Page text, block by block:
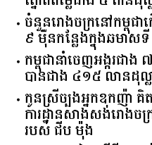
ត្នោតតម្លៃជាង ៥ ពាន់ដុល្
ចំនួន​រោងចក្រ​នៅ​កម្ពុជា​ក
៩​ ​ម៉ឺន​កន្លែង​ក្នុង​ឆមាស​
កម្ពុជានាំចេញអង្ករជ
បានជាង ៤១៥ លានដុល្ល
កូនស្រីច្បងអ្នកឧកញ៉ា គិ
ការដ្ឋានសាងសង់រោងច
របស់ ជីប ម៉ុង